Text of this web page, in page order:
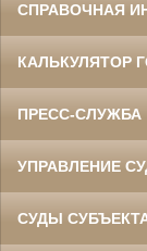
СПРАВОЧНАЯ
КАЛЬКУЛЯТОР
ПРЕСС-СЛУЖБА
УПРАВЛЕНИЕ
СУДЫ